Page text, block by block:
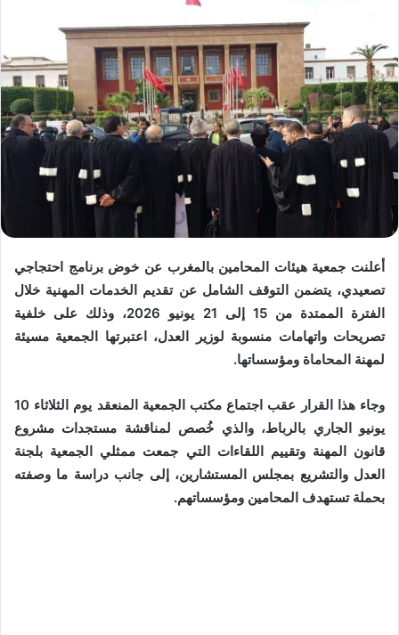
أعلنت جمعية هيئات المحامين بالمغرب عن خوض برنامج احتجاجي
تصعيدي، يتضمن التوقف الشامل عن تقديم الخدمات المهنية خلال
الفترة الممتدة من 15 إلى 21 يونيو 2026، وذلك على خلفية
تصريحات واتهامات منسوبة لوزير العدل، اعتبرتها الجمعية مسيئة
لمهنة المحاماة ومؤسساتها.
وجاء هذا القرار عقب اجتماع مكتب الجمعية المنعقد يوم الثلاثاء 10
يونيو الجاري بالرباط، والذي خُصص لمناقشة مستجدات مشروع
قانون المهنة وتقييم اللقاءات التي جمعت ممثلي الجمعية بلجنة
العدل والتشريع بمجلس المستشارين، إلى جانب دراسة ما وصفته
بحملة تستهدف المحامين ومؤسساتهم.